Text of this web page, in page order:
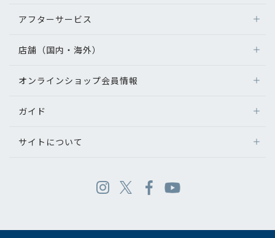
アフターサービス
店舗（国内・海外）
オンラインショップ会員情報
ガイド
サイトについて